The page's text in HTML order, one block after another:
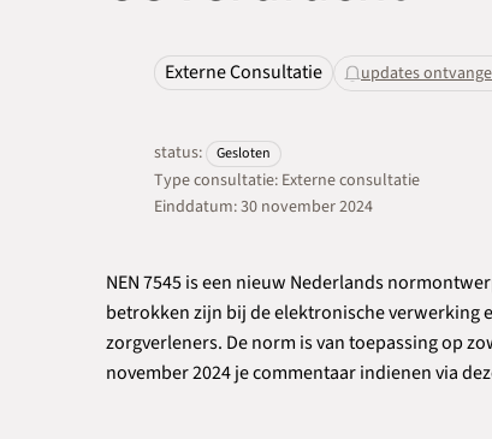
Externe Consultatie updates
status: Gesloten
Type consultatie: Externe consultatie
Einddatum: 30 november 2024
NEN 7545 is een nieuw Nederlands
betrokken zijn bij de elektronische verwerking
zorgverleners. De norm is van toepassing op
november 2024 je commentaar indienen via